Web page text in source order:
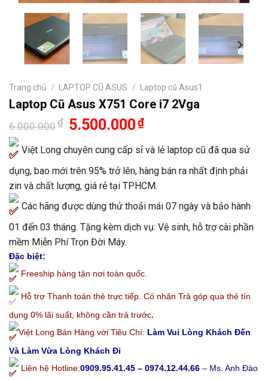
Trang chủ / LAPTOP CŨ ASUS / Laptop cũ Asus1
Laptop Cũ Asus X751 Core i7 2Vga
6.000.000₫ Giá
gốc
6.000.000₫.
5.500.000₫Giá
là:
Việt Long chuyên cung cấp sỉ và lẻ laptop cũ đã qua sử
dụng, bao mới trên 95% trở lên, hàng bán ra nhất định phải
zin và chất lượng, giá rẻ tại TPHCM.
Các hãng được dùng thử thoải mái 07 ngày và bảo hành
01 đến 03 tháng. Tặng kèm dịch vụ: Vệ sinh, hỗ trợ cài phần
mềm Miễn Phí Trọn Đời Máy.
Đặc biệt:
Freeship hàng tận nơi toàn quốc.
Hỗ trợ Thanh toán thẻ trực tiếp. Có nhận Trả góp qua thẻ tín
dụng 0% lãi suất, không cần trả trước.
Việt Long Bán Hàng với Tiêu Chí: Làm Vui Lòng Khách Đến
Và Làm Vừa Lòng Khách Đi
Liên hệ Hotline:0909.95.41.45 – 0974.12.44.66 – Ms. Anh Đào